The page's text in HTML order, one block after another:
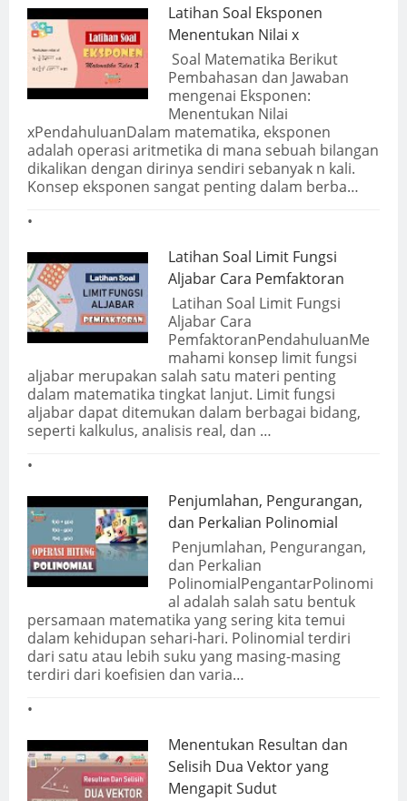
Latihan Soal Eksponen
Menentukan Nilai x
Soal Matematika Berikut
Pembahasan dan Jawaban
mengenai Eksponen:
Menentukan Nilai
xPendahuluanDalam matematika, eksponen
adalah operasi aritmetika di mana sebuah bilangan
dikalikan dengan dirinya sendiri sebanyak n kali.
Konsep eksponen sangat penting dalam berba…
Latihan Soal Limit Fungsi
Aljabar Cara Pemfaktoran
Latihan Soal Limit Fungsi
Aljabar Cara
PemfaktoranPendahuluanMe
mahami konsep limit fungsi
aljabar merupakan salah satu materi penting
dalam matematika tingkat lanjut. Limit fungsi
aljabar dapat ditemukan dalam berbagai bidang,
seperti kalkulus, analisis real, dan …
Penjumlahan, Pengurangan,
dan Perkalian Polinomial
Penjumlahan, Pengurangan,
dan Perkalian
PolinomialPengantarPolinomi
al adalah salah satu bentuk
persamaan matematika yang sering kita temui
dalam kehidupan sehari-hari. Polinomial terdiri
dari satu atau lebih suku yang masing-masing
terdiri dari koefisien dan varia…
Menentukan Resultan dan
Selisih Dua Vektor yang
Mengapit Sudut